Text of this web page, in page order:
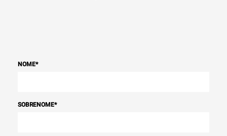
NOME*
SOBRENOME*